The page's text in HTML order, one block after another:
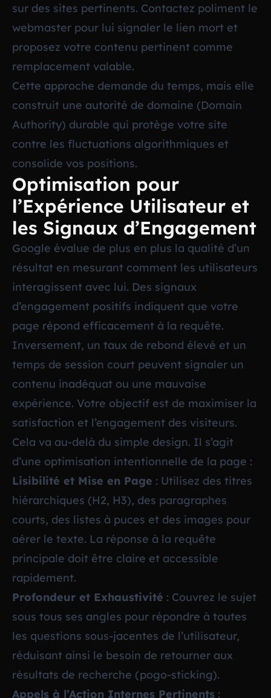
sur des sites pertinents. Contactez poliment le
webmaster pour lui signaler le lien mort et
proposez votre contenu pertinent comme
remplacement valable.
Cette approche demande du temps, mais elle
construit une autorité de domaine (Domain
Authority) durable qui protège votre site
contre les fluctuations algorithmiques et
consolide vos positions.
Optimisation pour
l’Expérience Utilisateur et
les Signaux d’Engagement
Google évalue de plus en plus la qualité d’un
résultat en mesurant comment les utilisateurs
interagissent avec lui. Des signaux
d’engagement positifs indiquent que votre
page répond efficacement à la requête.
Inversement, un taux de rebond élevé et un
temps de session court peuvent signaler un
contenu inadéquat ou une mauvaise
expérience. Votre objectif est de maximiser la
satisfaction et l’engagement des visiteurs.
Cela va au-delà du simple design. Il s’agit
d’une optimisation intentionnelle de la page :
Lisibilité et Mise en Page : Utilisez des titres
hiérarchiques (H2, H3), des paragraphes
courts, des listes à puces et des images pour
aérer le texte. La réponse à la requête
principale doit être claire et accessible
rapidement.
Profondeur et Exhaustivité : Couvrez le sujet
sous tous ses angles pour répondre à toutes
les questions sous-jacentes de l’utilisateur,
réduisant ainsi le besoin de retourner aux
résultats de recherche (pogo-sticking).
Appels à l’Action Internes Pertinents :